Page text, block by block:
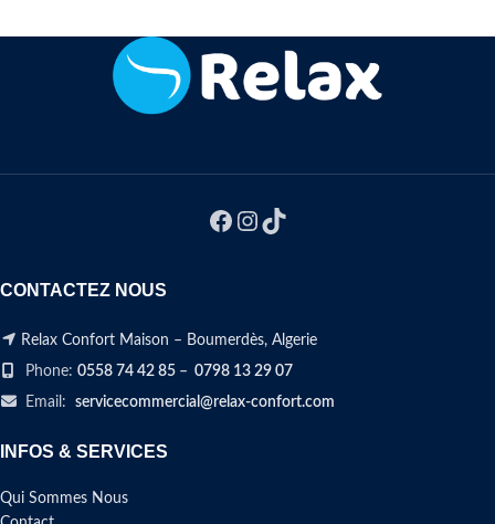
CONTACTEZ NOUS
Relax Confort Maison – Boumerdès, Algerie
Phone: 0558 74 42 85 – 0798 13 29 07
Email: servicecommercial@relax-confort.com
INFOS & SERVICES
Qui Sommes Nous